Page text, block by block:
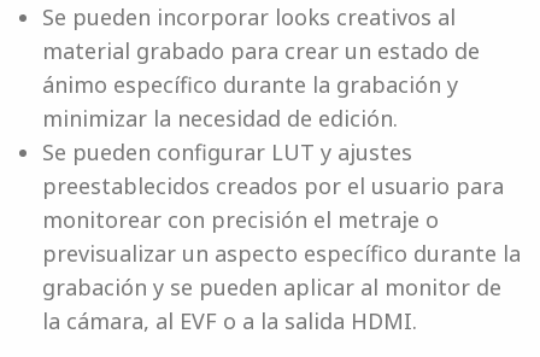
Se pueden incorporar looks creativos al
material grabado para crear un estado de
ánimo específico durante la grabación y
minimizar la necesidad de edición.
Se pueden configurar LUT y ajustes
preestablecidos creados por el usuario para
monitorear con precisión el metraje o
previsualizar un aspecto específico durante la
grabación y se pueden aplicar al monitor de
la cámara, al EVF o a la salida HDMI.